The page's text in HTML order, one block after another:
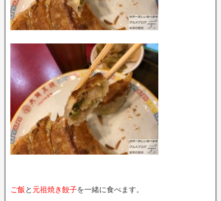
ご飯 と 元祖焼き餃子を一緒に食べます。